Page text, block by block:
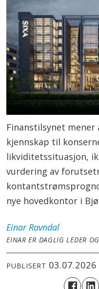
Finanstilsynet
kjennskap til
likviditetssituasjon,
vurdering av
nye hovedkontor i
Einar Ravndal
EINAR ER DAGLIG LEDER
PUBLISERT